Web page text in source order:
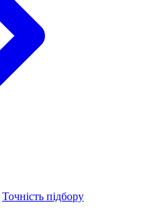
Точність підбору